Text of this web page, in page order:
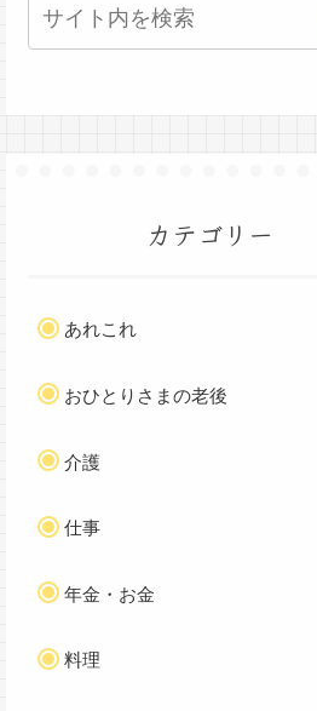
カテゴリー
あれこれ
おひとりさまの老後
介護
仕事
年金・お金
料理